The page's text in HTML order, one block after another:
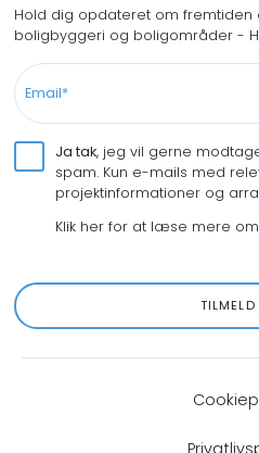
Hold dig opdateret om fremtiden
boligbyggeri og boligområder -
Ja tak, jeg vil gerne
spam. Kun e-mails med
projektinformationer og
Klik her for at læse mere